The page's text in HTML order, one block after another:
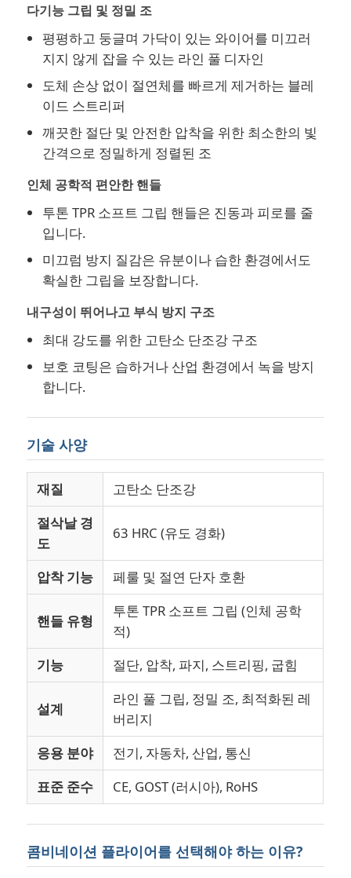
롱 노우즈 플라이어들
부면 절단 톱니
플라이어들을 줄이는 마지막
다기능 톱니
와이어 스트리퍼
복합 가위
광섬유 스트립퍼
크림핑 플라이어들
전자 톱니
태양열 보호 도구
열림고리수동 펜치들
웅덩이 관절 톱니
다기능 그립 및 정밀 조
평평하고 둥글며 가닥이 있는 와이어를 미끄러
지지 않게 잡을 수 있는 라인 풀 디자인
도체 손상 없이 절연체를 빠르게 제거하는 블레
이드 스트리퍼
깨끗한 절단 및 안전한 압착을 위한 최소한의 빛
간격으로 정밀하게 정렬된 조
인체 공학적 편안한 핸들
투톤 TPR 소프트 그립 핸들은 진동과 피로를 줄
입니다.
미끄럼 방지 질감은 유분이나 습한 환경에서도
확실한 그립을 보장합니다.
내구성이 뛰어나고 부식 방지 구조
최대 강도를 위한 고탄소 단조강 구조
보호 코팅은 습하거나 산업 환경에서 녹을 방지
합니다.
기술 사양
재질
고탄소 단조강
절삭날 경
도
63 HRC (유도 경화)
압착 기능 페룰 및 절연 단자 호환
핸들 유형
투톤 TPR 소프트 그립 (인체 공학
적)
기능
절단, 압착, 파지, 스트리핑, 굽힘
설계
라인 풀 그립, 정밀 조, 최적화된 레
버리지
응용 분야
전기, 자동차, 산업, 통신
표준 준수
CE, GOST (러시아), RoHS
콤비네이션 플라이어를 선택해야 하는 이유?